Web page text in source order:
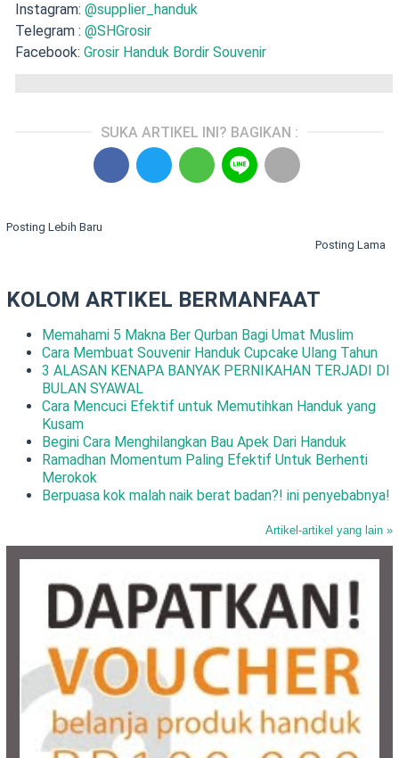
Instagram: @supplier_handuk
Telegram : @SHGrosir
Facebook: Grosir Handuk Bordir Souvenir
SUKA ARTIKEL INI? BAGIKAN :
Posting Lebih Baru
Posting Lama
KOLOM ARTIKEL BERMANFAAT
Memahami 5 Makna Ber Qurban Bagi Umat Muslim
Cara Membuat Souvenir Handuk Cupcake Ulang Tahun
3 ALASAN KENAPA BANYAK PERNIKAHAN TERJADI DI
BULAN SYAWAL
Cara Mencuci Efektif untuk Memutihkan Handuk yang
Kusam
Begini Cara Menghilangkan Bau Apek Dari Handuk
Ramadhan Momentum Paling Efektif Untuk Berhenti
Merokok
Berpuasa kok malah naik berat badan?! ini penyebabnya!
Artikel-artikel yang lain »